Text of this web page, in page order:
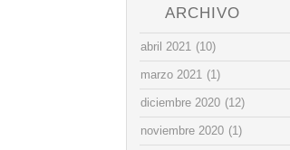
ARCHIVO
abril 2021 (10)
marzo 2021 (1)
diciembre 2020 (12)
noviembre 2020 (1)